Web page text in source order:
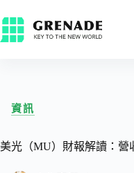
資訊
美光（MU）財報解讀：營